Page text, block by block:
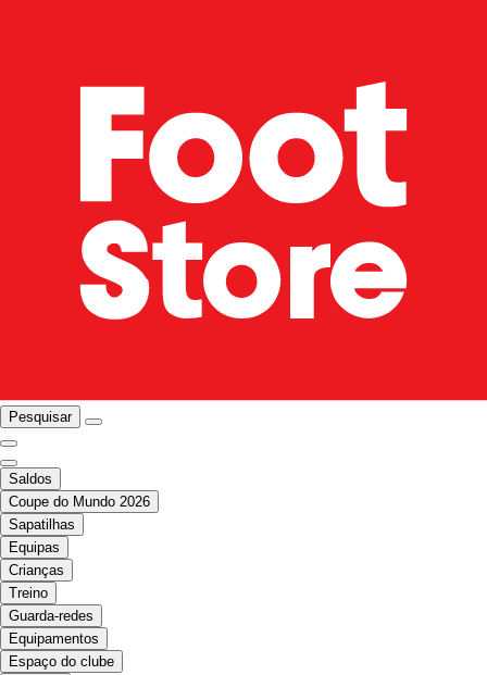
Pesquisar
Saldos
Coupe do Mundo 2026
Sapatilhas
Equipas
Crianças
Treino
Guarda-redes
Equipamentos
Espaço do clube